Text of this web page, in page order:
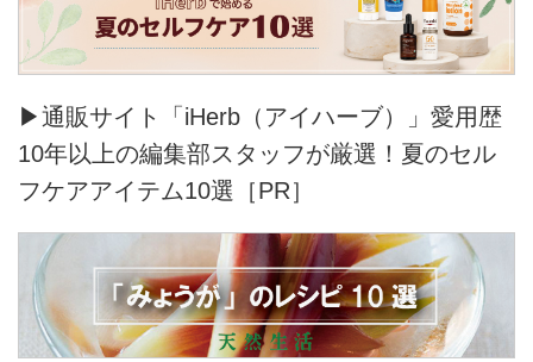
▶通販サイト「iHerb（アイハーブ）」愛用歴
10年以上の編集部スタッフが厳選！夏のセル
フケアアイテム10選［PR］